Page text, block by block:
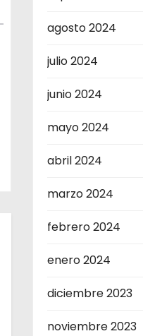
agosto 2024
julio 2024
junio 2024
mayo 2024
abril 2024
marzo 2024
febrero 2024
enero 2024
diciembre 2023
noviembre 2023